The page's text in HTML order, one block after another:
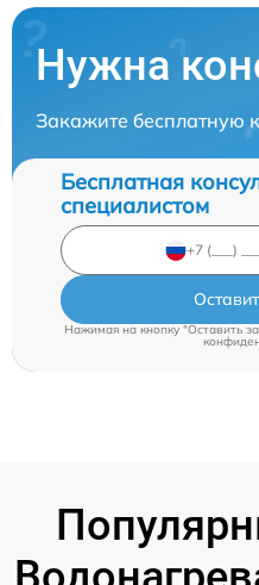
Нужна
Закажите бесплатную
Бесплатная
специалистом
Нажимая на кнопку "Оставить